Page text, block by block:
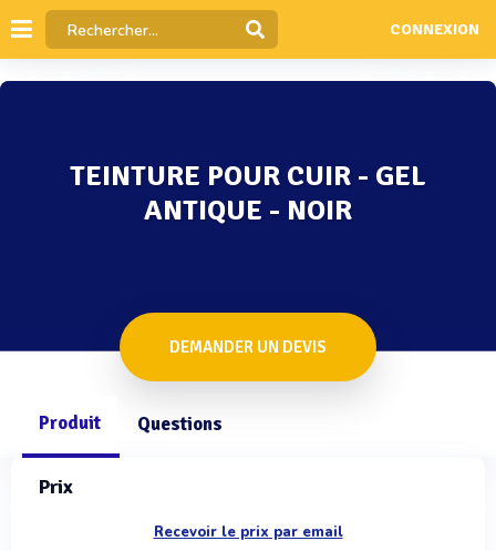
CONNEXION
TEINTURE POUR CUIR - GEL
ANTIQUE - NOIR
DEMANDER UN DEVIS
Produit Questions
Prix
Recevoir le prix par email